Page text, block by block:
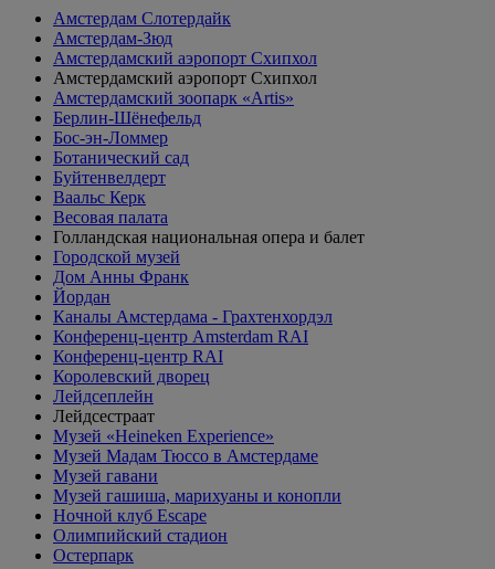
Амстердам Слотердайк
Амстердам-Зюд
Амстердамский аэропорт Схипхол
Амстердамский аэропорт Схипхол
Амстердамский зоопарк «Artis»
Берлин-Шёнефельд
Бос-эн-Ломмер
Ботанический сад
Буйтенвелдерт
Ваальс Керк
Весовая палата
Голландская национальная опера и балет
Городской музей
Дом Анны Франк
Йордан
Каналы Амстердама - Грахтенхордэл
Конференц-центр Amsterdam RAI
Конференц-центр RAI
Королевский дворец
Лейдсеплейн
Лейдсестраат
Музей «Heineken Experience»
Музей Мадам Тюссо в Амстердаме
Музей гавани
Музей гашиша, марихуаны и конопли
Ночной клуб Escape
Олимпийский стадион
Остерпарк